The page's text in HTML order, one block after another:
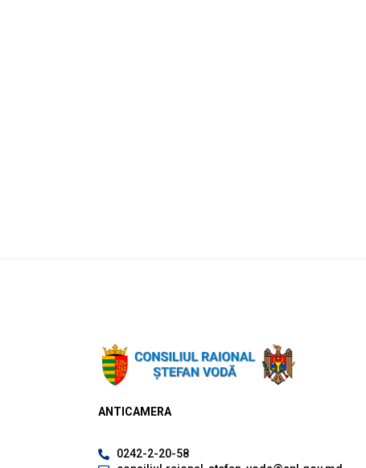
ANTICAMERA
0242-2-20-58